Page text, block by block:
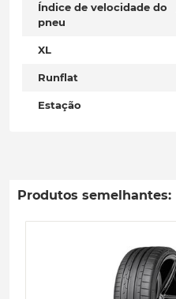
Índice de velocidade do
pneu
XL
Runflat
Estação
Produtos semelhantes: